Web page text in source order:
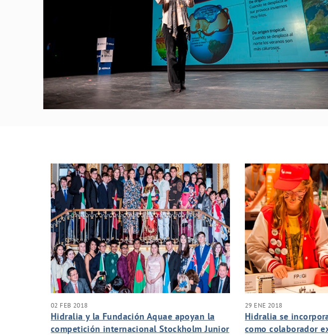
02 FEB 2018
Hidralia y la Fundación Aquae apoyan la
competición internacional Stockholm Junior
29 ENE 2018
Hidralia se
como colaborador